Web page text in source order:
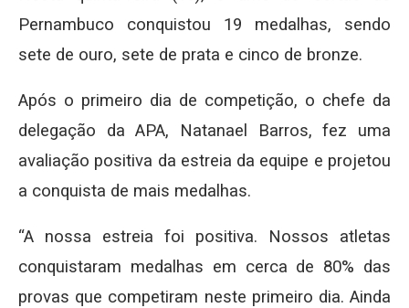
Pernambuco conquistou 19 medalhas, sendo
sete de ouro, sete de prata e cinco de bronze.
Após o primeiro dia de competição, o chefe da
delegação da APA, Natanael Barros, fez uma
avaliação positiva da estreia da equipe e projetou
a conquista de mais medalhas.
“A nossa estreia foi positiva. Nossos atletas
conquistaram medalhas em cerca de 80% das
provas que competiram neste primeiro dia. Ainda